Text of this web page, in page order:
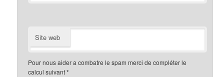
Site web
Pour nous aider a combatre le spam merci de compléter le
calcul suivant*